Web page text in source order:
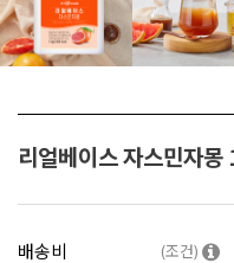
리얼베이스 자스민자
배송비 (조건)